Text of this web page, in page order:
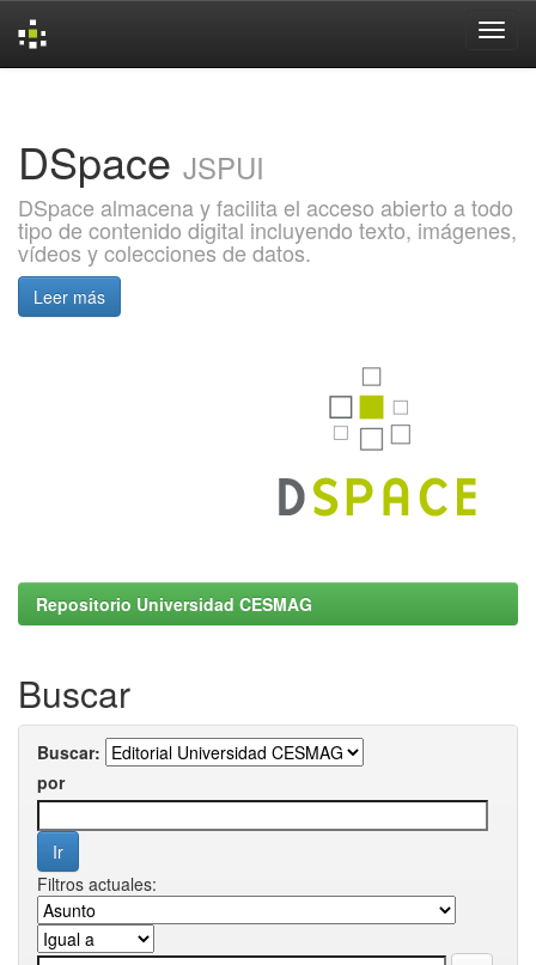
DSpace JSPUI
DSpace almacena y facilita el acceso abierto a todo
tipo de contenido digital incluyendo texto, imágenes,
vídeos y colecciones de datos.
Leer más
Repositorio Universidad CESMAG
Buscar
Buscar:
por
Filtros actuales: